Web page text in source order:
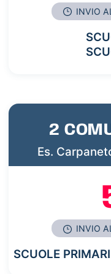
INVIO
2
Es.
INVIO
SCUOLE